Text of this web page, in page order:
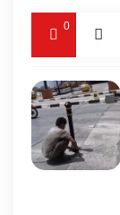
0